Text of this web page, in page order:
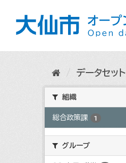
データセット
組織
総合政策課 1
グループ